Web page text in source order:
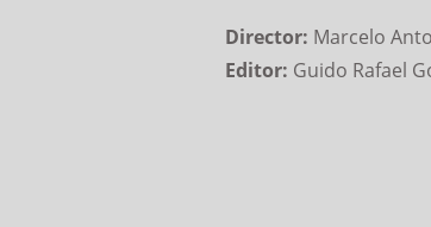
Director: Marcelo
Editor: Guido Rafael